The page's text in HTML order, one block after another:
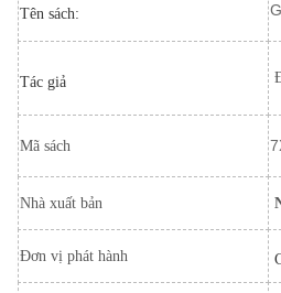
Tên sách:
Tác giả
Mã sách
Nhà xuất bản
Đơn vị phát hành